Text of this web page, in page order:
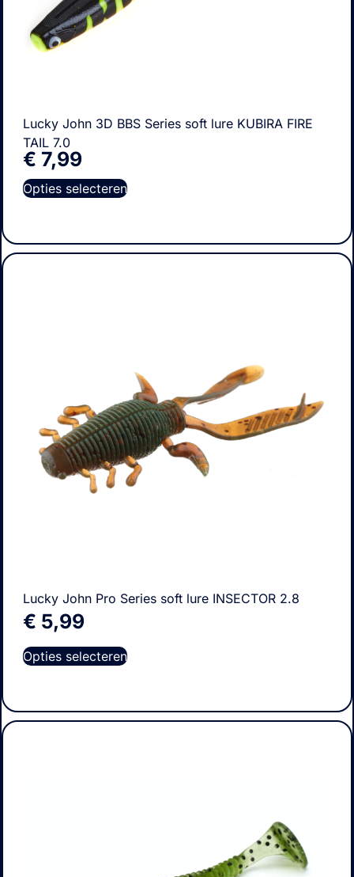
Lucky John 3D BBS Series soft lure KUBIRA FIRE
TAIL 7.0
€ 7,99
Opties selecteren
Lucky John Pro Series soft lure INSECTOR 2.8
€ 5,99
Opties selecteren